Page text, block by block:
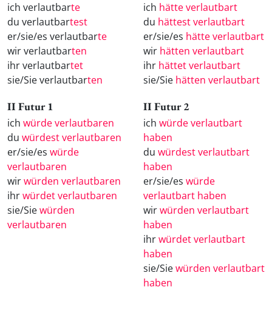
ich verlautbarte
du verlautbartest
er/sie/es verlautbarte
wir verlautbarten
ihr verlautbartet
sie/Sie verlautbarten
ich hätte verlautbart
du hättest verlautbart
er/sie/es hätte verlautbart
wir hätten verlautbart
ihr hättet verlautbart
sie/Sie hätten verlautbart
II Futur 1
ich würde verlautbaren
du würdest verlautbaren
er/sie/es würde
verlautbaren
wirwürden verlautbaren
ihrwürdet verlautbaren
sie/Siewürden
verlautbaren
II Futur 2
ich würde verlautbart
haben
du würdest verlautbart
haben
er/sie/es würde
verlautbart haben
wirwürden verlautbart
haben
ihrwürdet verlautbart
haben
sie/Siewürden verlautbart
haben